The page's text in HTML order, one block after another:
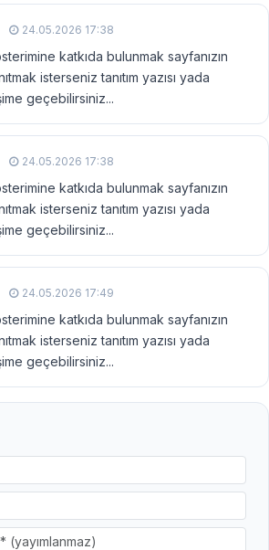
24.05.2026 17:38
katkıda bulunmak sayfanızın
isterseniz tanıtım yazısı yada
geçebilirsiniz...
24.05.2026 17:38
katkıda bulunmak sayfanızın
isterseniz tanıtım yazısı yada
geçebilirsiniz...
24.05.2026 17:49
katkıda bulunmak sayfanızın
isterseniz tanıtım yazısı yada
geçebilirsiniz...